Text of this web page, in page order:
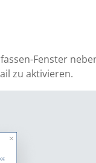
Fenster
zu aktivieren.